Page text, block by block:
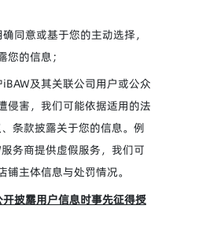
确同意或基于您的主动选择，
的信息；
iBAW及其关联公司用户或公众
侵害，我们可能依据适用的法
条款披露关于您的信息。例
务商提供虚假服务，我们可
铺主体信息与处罚情况。
开披露用户信息时事先征得授